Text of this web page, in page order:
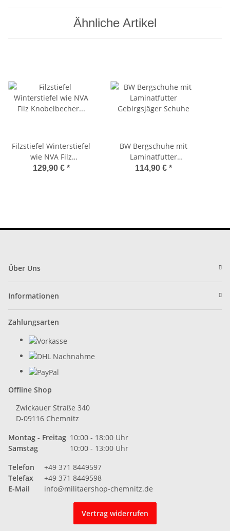
Ähnliche Artikel
Filzstiefel Winterstiefel
wie NVA Filz
Knobelbecher Stiefel
129,90 € *
BW Bergschuhe mit
Laminatfutter
Gebirgsjäger Schuhe
114,90 € *
Über Uns
Informationen
Zahlungsarten
Offline Shop
Zwickauer Straße 340
D-09116 Chemnitz
Montag - Freitag 10:00 - 18:00 Uhr
Samstag
10:00 - 13:00 Uhr
Telefon
+49 371 8449597
Telefax
+49 371 8449598
E-Mail
info@militaershop-chemnitz.de
Vertrag widerrufen